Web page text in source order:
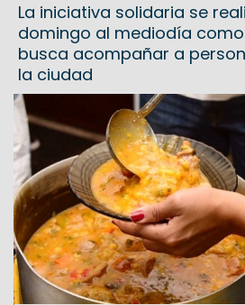
La iniciativa solidaria se
domingo al mediodía
busca acompañar a
la ciudad